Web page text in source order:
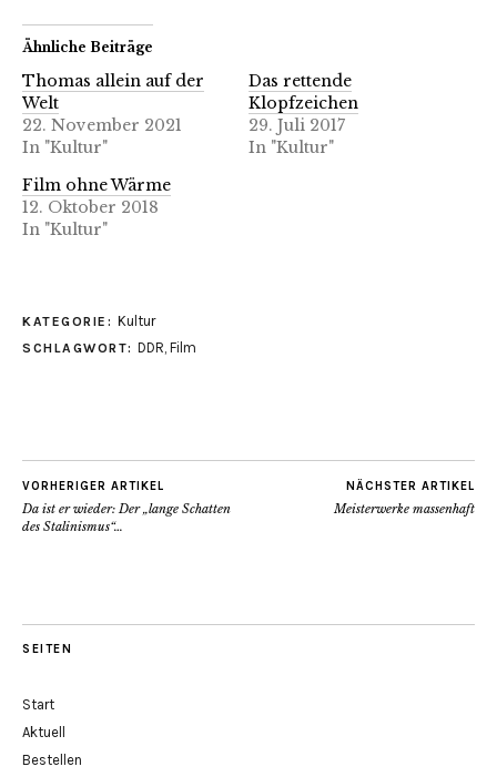
Ähnliche Beiträge
Thomas allein auf der
Welt
22. November 2021
In "Kultur"
Das rettende
Klopfzeichen
29. Juli 2017
In "Kultur"
Film ohne Wärme
12. Oktober 2018
In "Kultur"
KATEGORIE: Kultur
SCHLAGWORT: DDR Film
VORHERIGER ARTIKEL
Da ist er wieder: Der „lange Schatten
des Stalinismus“…
NÄCHSTER ARTIKEL
Meisterwerke massenhaft
SEITEN
Start
Aktuell
Bestellen